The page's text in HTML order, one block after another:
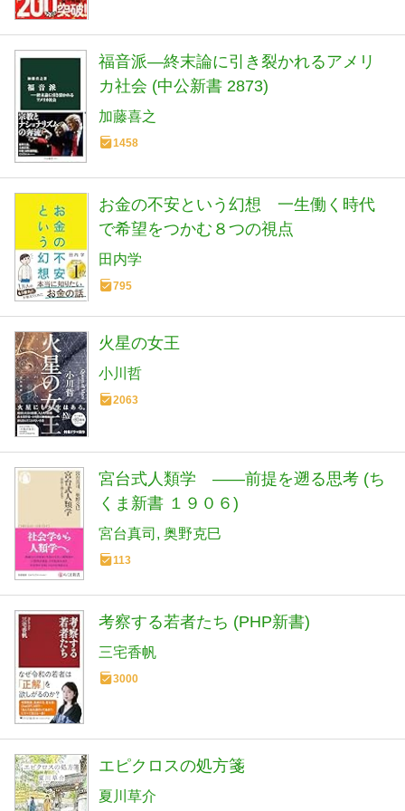
福音派―終末論に引き裂かれるアメリ
カ社会 (中公新書 2873)
加藤喜之
1458
お金の不安という幻想 一生働く時代
で希望をつかむ８つの視点
田内学
795
火星の女王
小川哲
2063
宮台式人類学 ――前提を遡る思考 (ち
くま新書 １９０６)
宮台真司 奥野克巳
113
考察する若者たち (PHP新書)
三宅香帆
3000
エピクロスの処方箋
夏川草介